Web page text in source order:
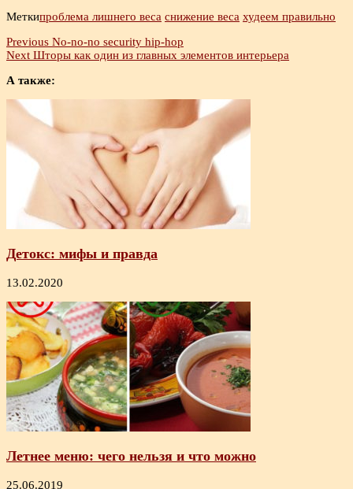
Меткипроблема лишнего веса снижение веса худеем правильно
Previous No-no-no security hip-hop
Next Шторы как один из главных элементов интерьера
А также:
Детокс: мифы и правда
13.02.2020
Летнее меню: чего нельзя и что можно
25.06.2019